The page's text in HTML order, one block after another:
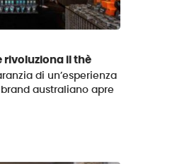
rivoluziona il thè
di un’esperienza
australiano apre